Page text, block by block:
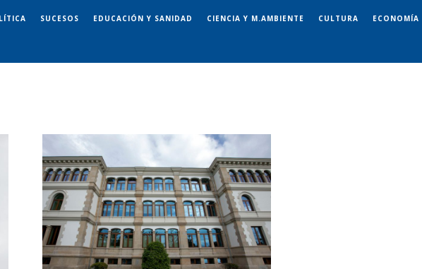
SUCESOS EDUCACIÓN Y SANIDAD CIENCIA Y M.AMBIENTE CULTURA ECONOMÍA